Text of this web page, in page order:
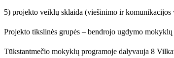
5) projekto veiklų sklaida (viešinimo ir
Projekto tikslinės grupės – bendrojo ugdymo
Tūkstantmečio mokyklų programoje dalyvauja 8